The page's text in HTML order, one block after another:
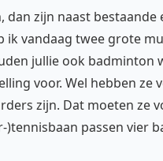
dan zijn naast
ik vandaag twee grote
jullie ook badminton
voor. Wel hebben
zijn. Dat moeten ze
)tennisbaan passen vier